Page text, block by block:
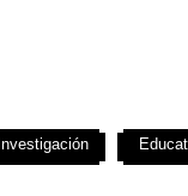
Investigación